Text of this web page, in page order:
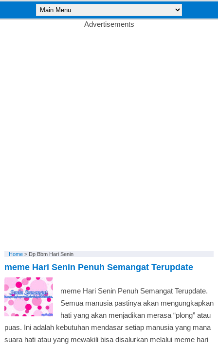
Advertisements
Home> Dp Bbm Hari Senin
meme Hari Senin Penuh Semangat Terupdate
meme Hari Senin Penuh Semangat Terupdate.
Semua manusia pastinya akan mengungkapkan
hati yang akan menjadikan merasa “plong” atau
puas. Ini adalah kebutuhan mendasar setiap manusia yang mana
suara hati atau yang mewakili bisa disalurkan melalui meme hari